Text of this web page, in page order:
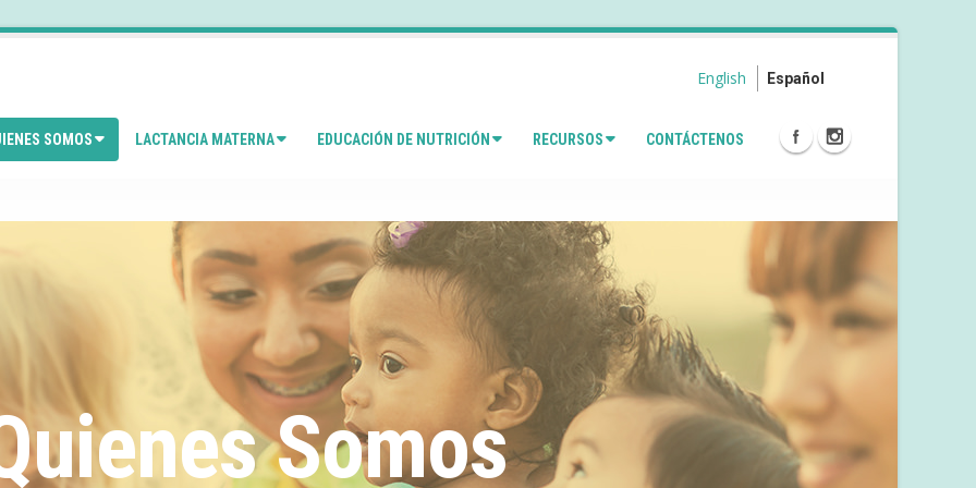
English Español
SOMOS LACTANCIA MATERNA EDUCACIÓN DE NUTRICIÓN RECURSOS CONTÁCTENOS
Somos